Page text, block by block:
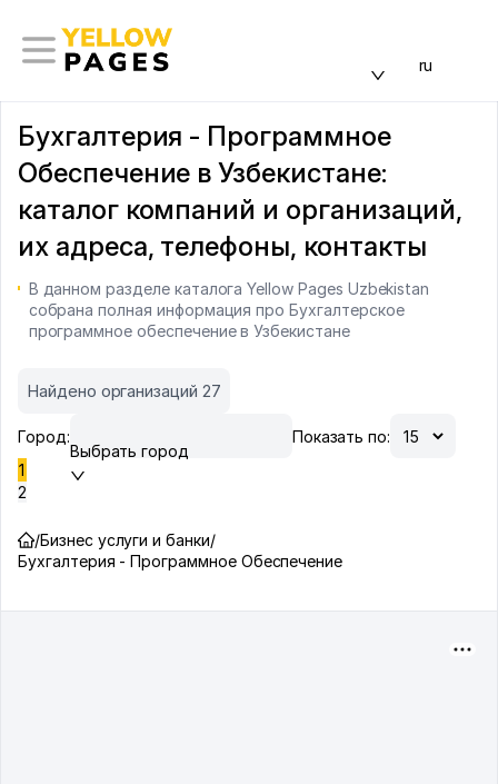
ru
Бухгалтерия - Программное
Обеспечение в Узбекистане:
каталог компаний и организаций,
их адреса, телефоны, контакты
В данном разделе каталога Yellow Pages Uzbekistan
собрана полная информация про Бухгалтерское
программное обеспечение в Узбекистане
Найдено организаций 27
Город:
Выбрать город
Показать по:
1
2
/Бизнес услуги и банки/
Бухгалтерия - Программное Обеспечение